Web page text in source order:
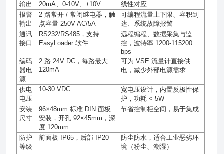
输出
20mA、0-10V、±10V
线性对应
报警
输出
2 路常开 /常闭继电器，触
点容量 250V AC/5A
可编程流量上下限、容积到
达、系统故障报警
通讯
接口
RS232/RS485 ，支持
EasyLoader软件
远程编程、数据采集与监
控，波特率 1200-115200
bps
编码
器电
源
2 路 24V DC ，每路最大
120mA
可为 VSE流量计直接供
电，减少外部电源需求
供电
电压
10-30 VDC
宽电压设计，内置反极性保
护，功耗 < 5W
安装
尺寸
96×48mm标准 DIN面板
安装，开孔 92×45mm ，深
度 120mm
节省控制柜空间，易于集成
防护
等级
前面板 IP65 ，后部 IP20
防尘防水，适合工业恶劣环
境（粉尘、潮湿）